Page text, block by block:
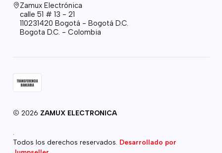
Zamux Electrónica
calle 51 # 13 - 21
110231420 Bogotá - Bogotá D.C.
Bogota D.C. - Colombia
2026 ZAMUX ELECTRONICA
.
Todos los derechos reservados. Desarrollado por